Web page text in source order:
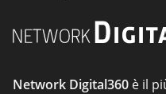
Network Digital360 è il